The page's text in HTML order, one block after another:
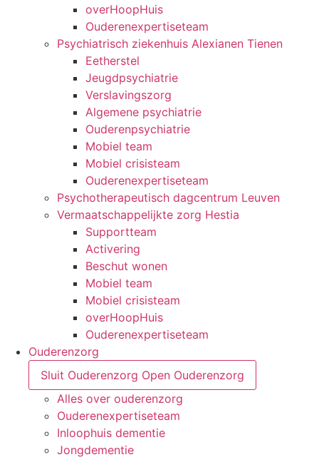
overHoopHuis
Ouderenexpertiseteam
Psychiatrisch ziekenhuis Alexianen Tienen
Eetherstel
Jeugdpsychiatrie
Verslavingszorg
Algemene psychiatrie
Ouderenpsychiatrie
Mobiel team
Mobiel crisisteam
Ouderenexpertiseteam
Psychotherapeutisch dagcentrum Leuven
Vermaatschappelijkte zorg Hestia
Supportteam
Activering
Beschut wonen
Mobiel team
Mobiel crisisteam
overHoopHuis
Ouderenexpertiseteam
Ouderenzorg
Sluit Ouderenzorg Open Ouderenzorg
Alles over ouderenzorg
Ouderenexpertiseteam
Inloophuis dementie
Jongdementie